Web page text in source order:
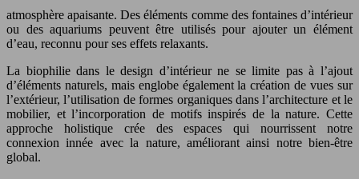
atmosphère apaisante. Des éléments comme des fontaines d’intérieur
ou des aquariums peuvent être utilisés pour ajouter un élément
d’eau, reconnu pour ses effets relaxants.
La biophilie dans le design d’intérieur ne se limite pas à l’ajout
d’éléments naturels, mais englobe également la création de vues sur
l’extérieur, l’utilisation de formes organiques dans l’architecture et le
mobilier, et l’incorporation de motifs inspirés de la nature. Cette
approche holistique crée des espaces qui nourrissent notre
connexion innée avec la nature, améliorant ainsi notre bien-être
global.